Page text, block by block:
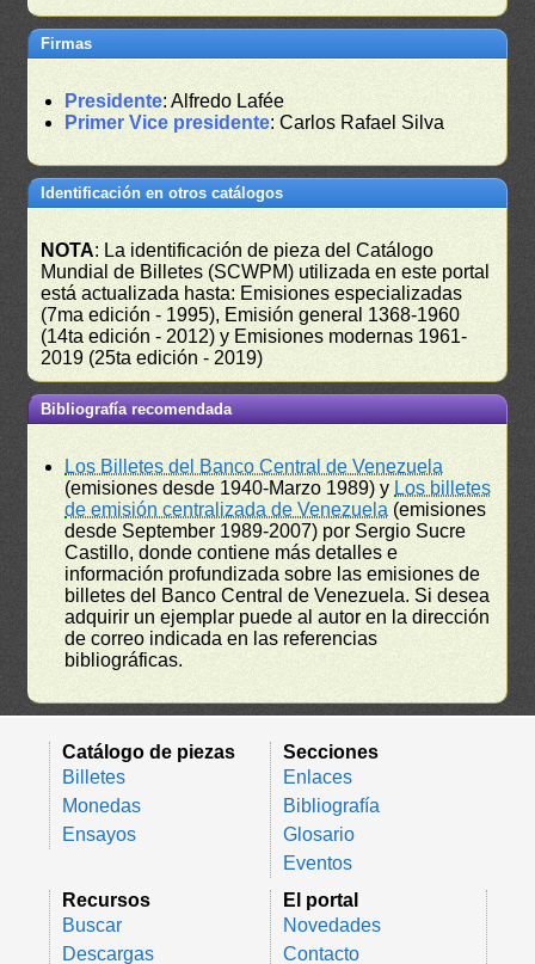
Firmas
Presidente: Alfredo Lafée
Primer Vice presidente: Carlos Rafael Silva
Identificación en otros catálogos
NOTA: La identificación de pieza del Catálogo
Mundial de Billetes (SCWPM) utilizada en este portal
está actualizada hasta: Emisiones especializadas
(7ma edición - 1995), Emisión general 1368-1960
(14ta edición - 2012) y Emisiones modernas 1961-
2019 (25ta edición - 2019)
Bibliografía recomendada
Los Billetes del Banco Central de Venezuela
(emisiones desde 1940-Marzo 1989) y Los billetes
de emisión centralizada de Venezuela (emisiones
desde September 1989-2007) por Sergio Sucre
Castillo, donde contiene más detalles e
información profundizada sobre las emisiones de
billetes del Banco Central de Venezuela. Si desea
adquirir un ejemplar puede al autor en la dirección
de correo indicada en las referencias
bibliográficas.
Catálogo de piezas
Billetes
Monedas
Ensayos
Secciones
Enlaces
Bibliografía
Glosario
Eventos
Recursos
Buscar
Descargas
El portal
Novedades
Contacto